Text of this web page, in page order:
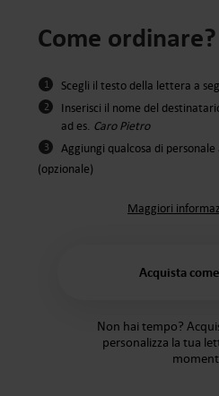
Come ordinare?
1 Scegli il testo della lettera a
2
Inserisci il nome del
ad es. Caro Pietro
3
Aggiungi qualcosa di
(opzionale)
Maggiori
Acquista
Non hai tempo?
personalizza la tua